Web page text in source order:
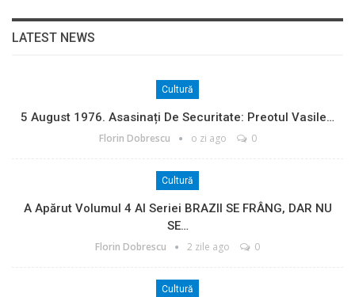
LATEST NEWS
Cultură
5 August 1976. Asasinați De Securitate: Preotul Vasile…
Florin Dobrescu o zi ago 0
Cultură
A Apărut Volumul 4 Al Seriei BRAZII SE FRÂNG, DAR NU
SE…
Florin Dobrescu 2 zile ago 0
Cultură